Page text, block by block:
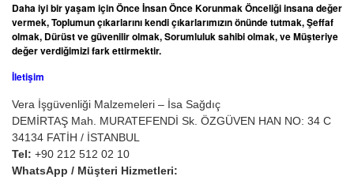
Daha iyi bir yaşam için Önce İnsan Önce Korunmak Önceliği insana değer
vermek, Toplumun çıkarlarını kendi çıkarlarımızın önünde tutmak, Şeffaf
olmak, Dürüst ve güvenilir olmak, Sorumluluk sahibi olmak, ve Müşteriye
değer verdiğimizi fark ettirmektir.
İletişim
Vera İşgüvenliği Malzemeleri – İsa Sağdıç
DEMİRTAŞ Mah. MURATEFENDİ Sk. ÖZGÜVEN HAN NO: 34 C
34134 FATİH / İSTANBUL
Tel: +90 212 512 02 10
WhatsApp / Müşteri Hizmetleri: